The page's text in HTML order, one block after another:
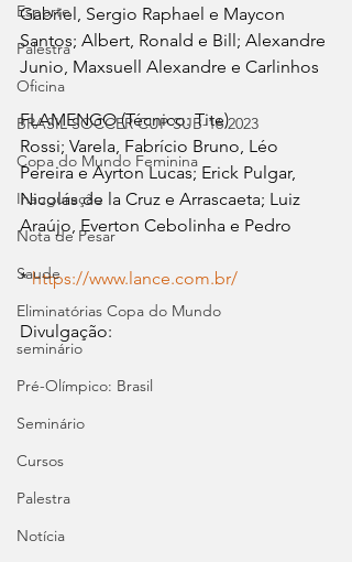
Esporte
Palestra
Oficina
BRASIL SOCCER CUP SUB-16 2023
Copa do Mundo Feminina
Inauguração
Nota de Pesar
Saude
Eliminatórias Copa do Mundo
seminário
Pré-Olímpico: Brasil
Seminário
Cursos
Palestra
Notícia
Gabriel, Sergio Raphael e Maycon
Santos; Albert, Ronald e Bill; Alexandre
Junio, Maxsuell Alexandre e Carlinhos
FLAMENGO (Técnico: Tite)
Rossi; Varela, Fabrício Bruno, Léo
Pereira e Ayrton Lucas; Erick Pulgar,
Nicolás de la Cruz e Arrascaeta; Luiz
Araújo, Everton Cebolinha e Pedro
* https://www.lance.com.br/
Divulgação: